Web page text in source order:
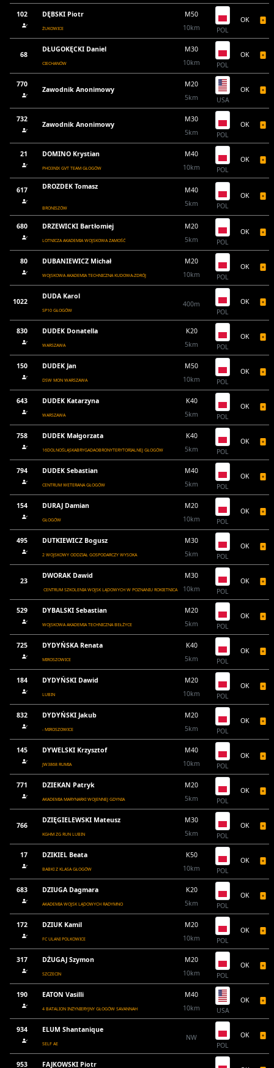
102 DĘBSKI Piotr
ŻUKOWICE
M50
10km
POL
OK
68
DŁUGOKĘCKI Daniel
CIECHANÓW
M30
10km
POL
OK
770
Zawodnik Anonimowy
M20
5km
USA
OK
732
Zawodnik Anonimowy
M30
5km
POL
OK
21 DOMINO Krystian
PHO3NIX GVT TEAM GŁOGÓW
M40
10km
POL
OK
617 DROZDEK Tomasz
BRONISZÓW
M40
5km
POL
OK
680 DRZEWICKI Bartłomiej
LOTNICZA AKADEMIA WOJSKOWA ZAMOŚĆ
M20
5km
POL
OK
80 DUBANIEWICZ Michał
WOJSKOWA AKADEMIA TECHNICZNA KUDOWA-ZDRÓJ
M20
10km
POL
OK
1022
DUDA Karol
SP10 GŁOGÓW
400m
POL
OK
830 DUDEK Donatella
WARSZAWA
K20
5km
POL
OK
150 DUDEK Jan
DSW MON WARSZAWA
M50
10km
POL
OK
643 DUDEK Katarzyna
WARSZAWA
K40
5km
POL
OK
758 DUDEK Małgorzata
16DOLNOŚLĄSKABRYGADAOBRONYTERYTORIALNEJ GŁOGÓW
K40
5km
POL
OK
794 DUDEK Sebastian
CENTRUM WETERANA GŁOGÓW
M40
5km
POL
OK
154 DURAJ Damian
GŁOGÓW
M20
10km
POL
OK
495 DUTKIEWICZ Bogusz
2 WOJSKOWY ODDZIAŁ GOSPODARCZY WYSOKA
M30
5km
POL
OK
23
DWORAK Dawid
CENTRUM SZKOLENIA WOJSK LĄDOWYCH W POZNANIU ROKIETNICA
M30
10km
POL
OK
529 DYBALSKI Sebastian
WOJSKOWA AKADEMIA TECHNICZNA BEŁŻYCE
M20
5km
POL
OK
725 DYDYŃSKA Renata
MIROSZOWICE
K40
5km
POL
OK
184 DYDYŃSKI Dawid
LUBIN
M20
10km
POL
OK
832 DYDYŃSKI Jakub
- MIROSZOWICE
M20
5km
POL
OK
145 DYWELSKI Krzysztof
JW3868 RUMIA
M40
10km
POL
OK
771 DZIEKAN Patryk
AKADEMIA MARYNARKI WOJENNEJ GDYNIA
M20
5km
POL
OK
766
DZIĘGIELEWSKI Mateusz
KGHM ZG RUN LUBIN
M30
5km
POL
OK
17 DZIKIEL Beata
BABKI Z KLASA GŁOGÓW
K50
10km
POL
OK
683 DZIUGA Dagmara
AKADEMIA WOJSK LĄDOWYCH RADYMNO
K20
5km
POL
OK
172 DZIUK Kamil
FC ULANI POLKOWICE
M20
10km
POL
OK
317 DŻUGAJ Szymon
SZCZECIN
M20
10km
POL
OK
190 EATON Vasilli
4 BATALION INŻYNIERYJNY GŁOGÓW SAVANNAH
M40
10km
USA
OK
934 ELUM Shantanique
SELF AE
NW
POL
OK
953
FAJKOWSKI Piotr